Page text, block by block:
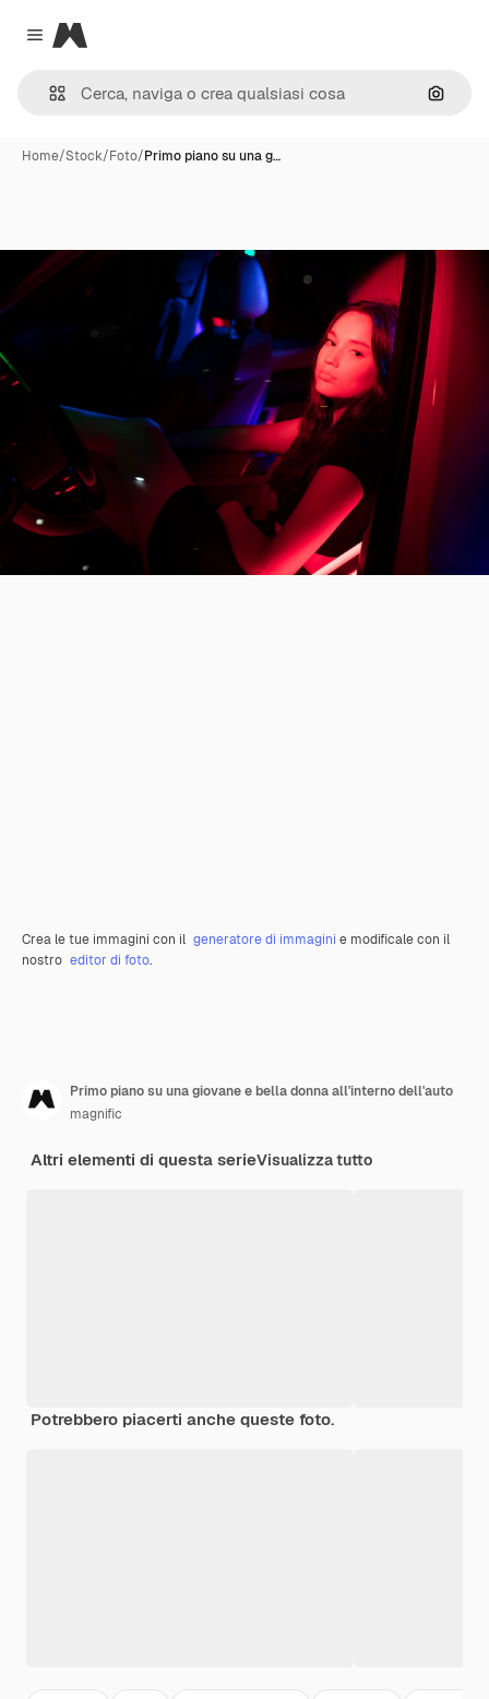
Close menu
Magnific
Cerca
Home/Stock/Foto/Primo piano su una g…
Crea le tue immagini con il generatore di immagini e modificale con il
nostro editor di foto.
Primo piano su una giovane e bella donna all'interno dell'auto
magnific
Altri elementi di questa serieVisualizza tutto
Potrebbero piacerti anche queste foto.